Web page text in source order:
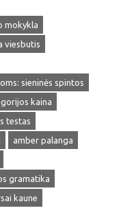
mokykla
viesbutis
sieninės spintos
kaina
testas
amber palanga
gramatika
kaune